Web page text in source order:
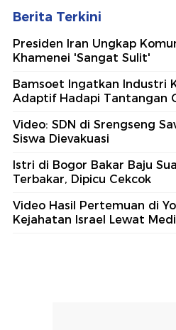
Berita Terkini
Presiden Iran Ungkap
Khamenei 'Sangat Sulit'
Bamsoet Ingatkan Industri
Adaptif Hadapi Tantangan
Video: SDN di Srengseng
Siswa Dievakuasi
Istri di Bogor Bakar Baju
Terbakar, Dipicu Cekcok
Video Hasil Pertemuan di
Kejahatan Israel Lewat